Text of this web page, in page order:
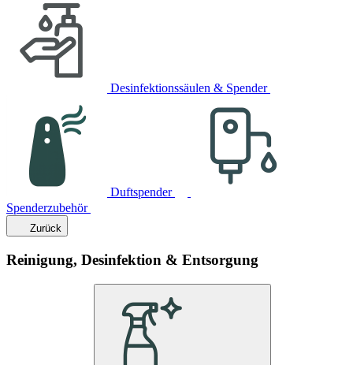
Desinfektionssäulen & Spender
Duftspender
Spenderzubehör
Zurück
Reinigung, Desinfektion & Entsorgung